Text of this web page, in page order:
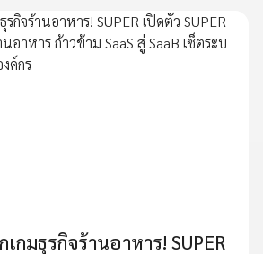
กมธุรกิจร้านอาหาร! SUPER